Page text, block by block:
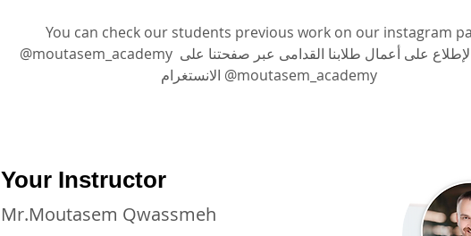
You can check our students previous work on our instagram
@moutasem_academy يمكنكم الإطلاع على أعمال طلابنا القدامى عبر صفحتنا على
الانستغرام @moutasem_academy
Your Instructor
Mr.Moutasem Qwassmeh